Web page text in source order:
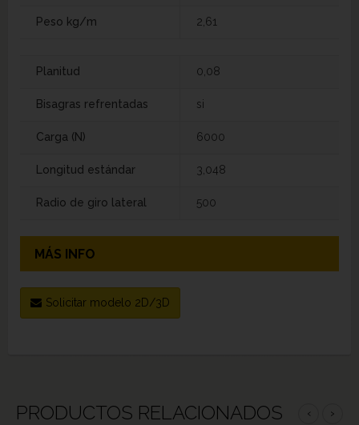
Peso kg/m 2,61
Planitud 0,08
Bisagras refrentadas si
Carga (N) 6000
Longitud estándar 3,048
Radio de giro lateral 500
MÁS INFO
Solicitar modelo 2D/3D
PRODUCTOS RELACIONADOS ‹ ›